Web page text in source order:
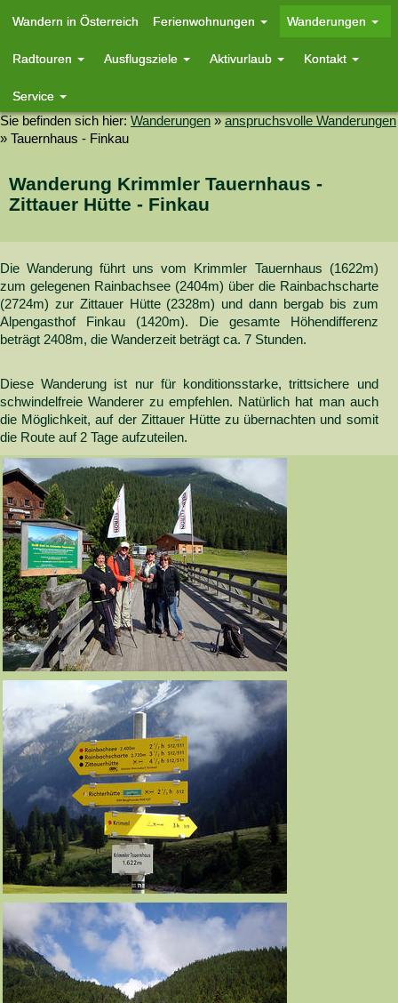
Wandern in Österreich Ferienwohnungen Wanderungen
Radtouren Ausflugsziele Aktivurlaub Kontakt
Service
Sie befinden sich hier: Wanderungen » anspruchsvolle Wanderungen
» Tauernhaus - Finkau
Wanderung Krimmler Tauernhaus -
Zittauer Hütte - Finkau
Die Wanderung führt uns vom Krimmler Tauernhaus (1622m)
zum gelegenen Rainbachsee (2404m) über die Rainbachscharte
(2724m) zur Zittauer Hütte (2328m) und dann bergab bis zum
Alpengasthof Finkau (1420m). Die gesamte Höhendifferenz
beträgt 2408m, die Wanderzeit beträgt ca. 7 Stunden.
Diese Wanderung ist nur für konditionsstarke, trittsichere und
schwindelfreie Wanderer zu empfehlen. Natürlich hat man auch
die Möglichkeit, auf der Zittauer Hütte zu übernachten und somit
die Route auf 2 Tage aufzuteilen.